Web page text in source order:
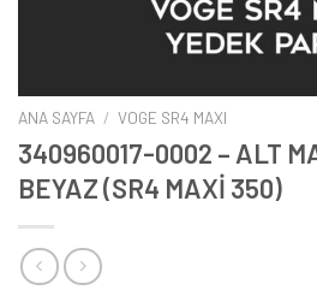
ANA SAYFA / VOGE SR4 MAXI
340960017-0002 – ALT
BEYAZ (SR4 MAXİ 350)